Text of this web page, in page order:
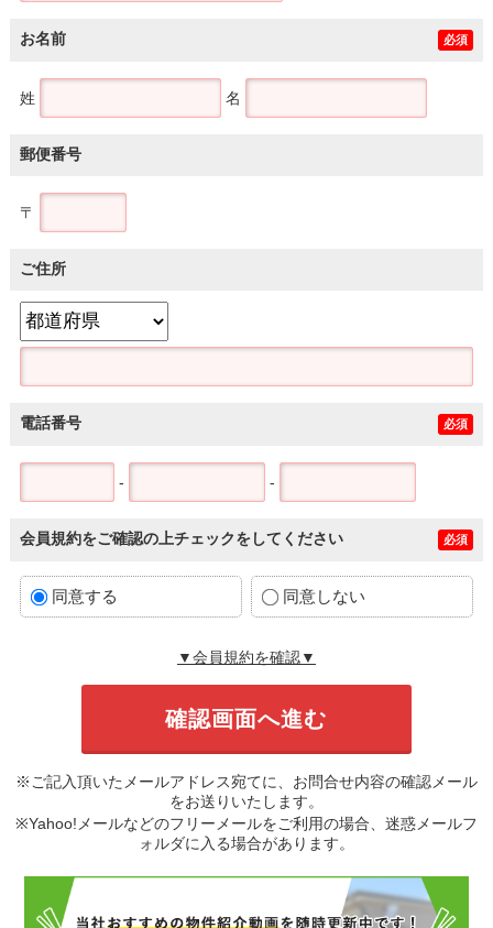
お名前 必須
姓 名
郵便番号
〒
ご住所
電話番号 必須
- -
会員規約をご確認の上チェックをしてください 必須
同意する 同意しない
▼会員規約を確認▼
※ご記入頂いたメールアドレス宛てに、お問合せ内容の確認メール
をお送りいたします。
※Yahoo!メールなどのフリーメールをご利用の場合、迷惑メールフ
ォルダに入る場合があります。